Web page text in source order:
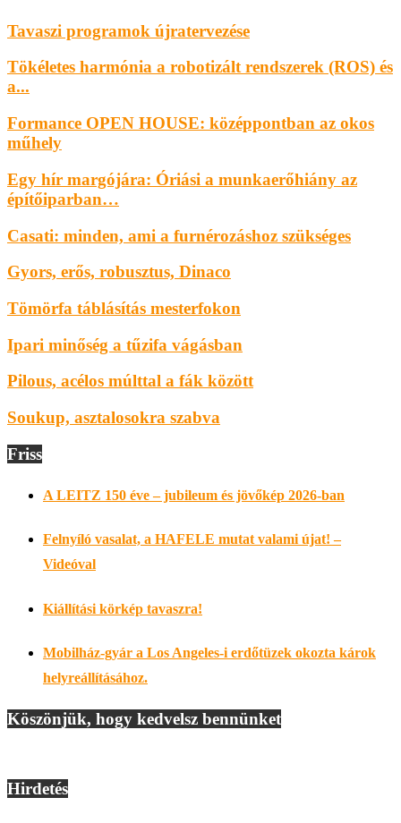
Tavaszi programok újratervezése
Tökéletes harmónia a robotizált rendszerek (ROS) és
a...
Formance OPEN HOUSE: középpontban az okos
műhely
Egy hír margójára: Óriási a munkaerőhiány az
építőiparban…
Casati: minden, ami a furnérozáshoz szükséges
Gyors, erős, robusztus, Dinaco
Tömörfa táblásítás mesterfokon
Ipari minőség a tűzifa vágásban
Pilous, acélos múlttal a fák között
Soukup, asztalosokra szabva
Friss
A LEITZ 150 éve – jubileum és jövőkép 2026-ban
Felnyíló vasalat, a HAFELE mutat valami újat! –
Videóval
Kiállítási körkép tavaszra!
Mobilház-gyár a Los Angeles-i erdőtüzek okozta károk
helyreállításához.
Köszönjük, hogy kedvelsz bennünket
Hirdetés